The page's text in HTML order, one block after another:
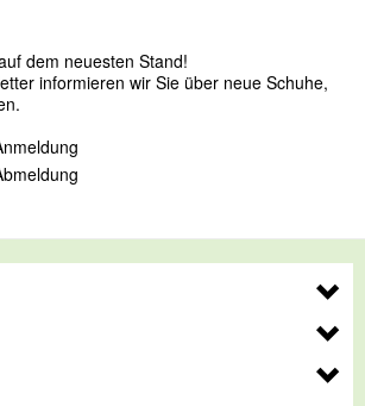
dem neuesten Stand!
informieren wir Sie über neue Schuhe,